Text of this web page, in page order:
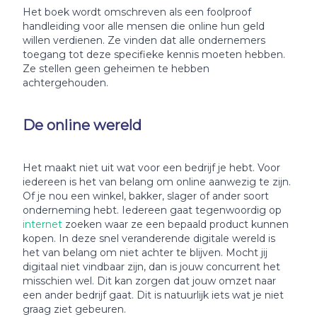
Het boek wordt omschreven als een foolproof
handleiding voor alle mensen die online hun geld
willen verdienen. Ze vinden dat alle ondernemers
toegang tot deze specifieke kennis moeten hebben.
Ze stellen geen geheimen te hebben
achtergehouden.
De online wereld
Het maakt niet uit wat voor een bedrijf je hebt. Voor
iedereen is het van belang om online aanwezig te zijn.
Of je nou een winkel, bakker, slager of ander soort
onderneming hebt. Iedereen gaat tegenwoordig op
internet zoeken waar ze een bepaald product kunnen
kopen. In deze snel veranderende digitale wereld is
het van belang om niet achter te blijven. Mocht jij
digitaal niet vindbaar zijn, dan is jouw concurrent het
misschien wel. Dit kan zorgen dat jouw omzet naar
een ander bedrijf gaat. Dit is natuurlijk iets wat je niet
graag ziet gebeuren.